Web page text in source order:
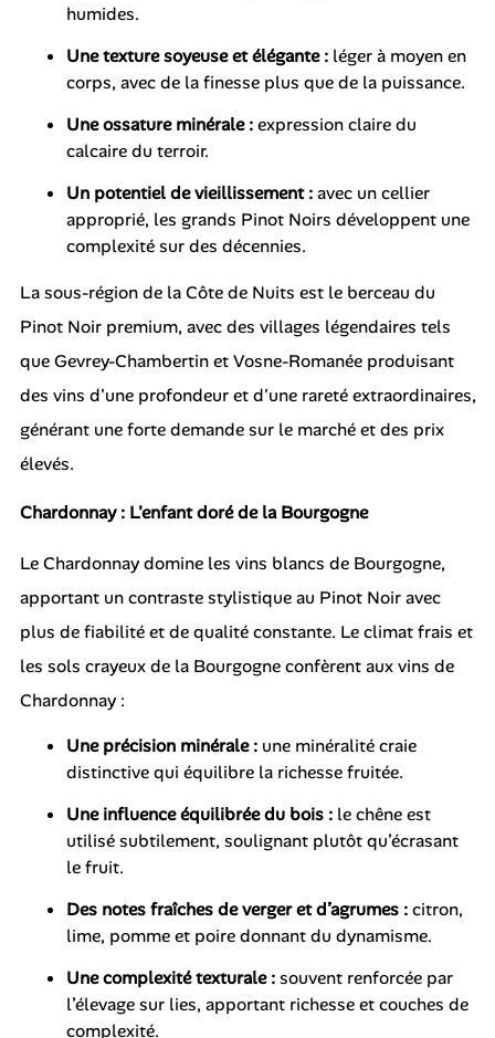
humides.
Une texture soyeuse et élégante :léger à moyen en
corps, avec de la finesse plus que de la puissance.
Une ossature minérale :expression claire du
calcaire du terroir.
Un potentiel de vieillissement :avec un cellier
approprié, les grands Pinot Noirs développent une
complexité sur des décennies.
La sous-région de la Côte de Nuits est le berceau du
Pinot Noir premium, avec des villages légendaires tels
que Gevrey-Chambertin et Vosne-Romanée produisant
des vins d'une profondeur et d'une rareté extraordinaires,
générant une forte demande sur le marché et des prix
élevés.
Chardonnay : L'enfant doré de la Bourgogne
Le Chardonnay domine les vins blancs de Bourgogne,
apportant un contraste stylistique au Pinot Noir avec
plus de fiabilité et de qualité constante. Le climat frais et
les sols crayeux de la Bourgogne confèrent aux vins de
Chardonnay :
Une précision minérale :une minéralité craie
distinctive qui équilibre la richesse fruitée.
Une influence équilibrée du bois :le chêne est
utilisé subtilement, soulignant plutôt qu’écrasant
le fruit.
Des notes fraîches de verger et d’agrumes :citron,
lime, pomme et poire donnant du dynamisme.
Une complexité texturale :souvent renforcée par
l’élevage sur lies, apportant richesse et couches de
complexité.